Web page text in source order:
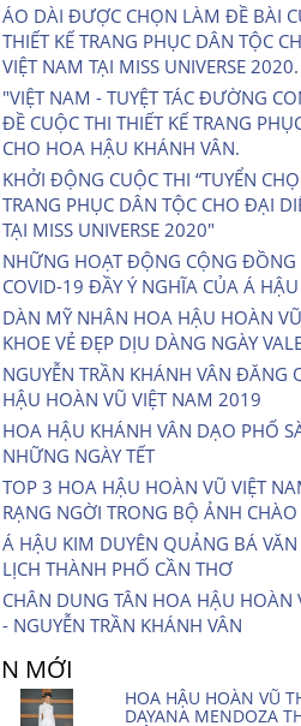
ÁO DÀI ĐƯỢC CHỌN LÀM ĐỀ BÀI
THIẾT KẾ TRANG PHỤC DÂN TỘC
VIỆT NAM TẠI MISS UNIVERSE 2020.
"VIỆT NAM - TUYỆT TÁC ĐƯỜNG
ĐỀ CUỘC THI THIẾT KẾ TRANG
CHO HOA HẬU KHÁNH VÂN.
KHỞI ĐỘNG CUỘC THI “TUYỂN
TRANG PHỤC DÂN TỘC CHO ĐẠI
TẠI MISS UNIVERSE 2020″
NHỮNG HOẠT ĐỘNG CỘNG ĐỒNG
COVID-19 ĐẦY Ý NGHĨA CỦA Á
DÀN MỸ NHÂN HOA HẬU HOÀN
KHOE VẺ ĐẸP DỊU DÀNG NGÀY
NGUYỄN TRẦN KHÁNH VÂN ĐĂNG
HẬU HOÀN VŨ VIỆT NAM 2019
HOA HẬU KHÁNH VÂN DẠO PHỐ
NHỮNG NGÀY TẾT
TOP 3 HOA HẬU HOÀN VŨ VIỆT
RẠNG NGỜI TRONG BỘ ẢNH
Á HẬU KIM DUYÊN QUẢNG BÁ
LỊCH THÀNH PHỐ CẦN THƠ
CHÂN DUNG TÂN HOA HẬU HOÀN
- NGUYỄN TRẦN KHÁNH VÂN
MỚI
HOA HẬU HOÀN VŨ
DAYANA MENDOZA